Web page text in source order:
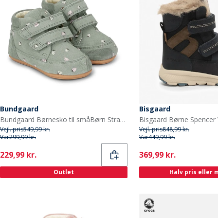
Bundgaard
Bundgaard Børnesko til småBørn Strawberries
Vejl. pris549,99 kr.
Var299,99 kr.
Current
229,99 kr.
Outlet
Bisgaard
Vejl. pris848,99 kr.
Var449,99 kr.
Current
369,99 kr.
Halv pris eller